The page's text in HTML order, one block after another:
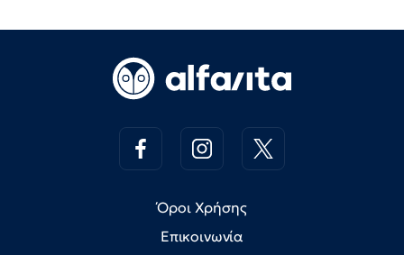
Όροι Χρήσης
Επικοινωνία